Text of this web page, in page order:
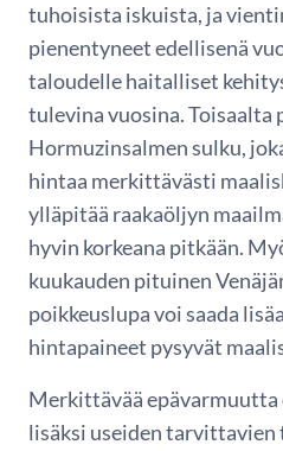
tuhoisista iskuista, ja
pienentyneet edellisenä
taloudelle haitalliset
tulevina vuosina. Toisaalta
Hormuzinsalmen sulku,
hintaa merkittävästi
ylläpitää raakaöljyn
hyvin korkeana pitkään.
kuukauden pituinen
poikkeuslupa voi saada
hintapaineet pysyvät
Merkittävää epävarmuutta
lisäksi useiden